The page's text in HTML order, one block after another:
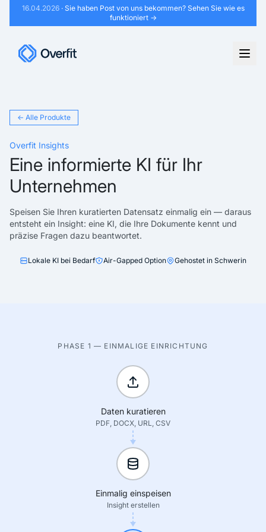
16.04.2026· Sie haben Post von uns bekommen? Sehen Sie wie es
funktioniert →
← Alle Produkte
Overfit Insights
Eine informierte KI für Ihr
Unternehmen
Speisen Sie Ihren kuratierten Datensatz einmalig ein — daraus
entsteht ein Insight: eine KI, die Ihre Dokumente kennt und
präzise Fragen dazu beantwortet.
Lokale KI bei Bedarf Air-Gapped Option Gehostet in Schwerin
PHASE 1 — EINMALIGE EINRICHTUNG
Daten kuratieren
PDF, DOCX, URL, CSV
Einmalig einspeisen
Insight erstellen